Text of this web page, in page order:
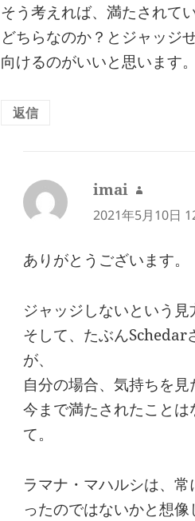
そう考えれば、満たされて
どちらなのか？とジャッジ
向けるのがいいと思います。
返信
imai
よ
り:
2021年5月10日
ありがとうございます。
ジャッジしないという見
そして、たぶんSchedar
が、
自分の場合、気持ちを見
今まで満たされたこと
て。
ラマナ・マハルシは、
ったのではないかと想像